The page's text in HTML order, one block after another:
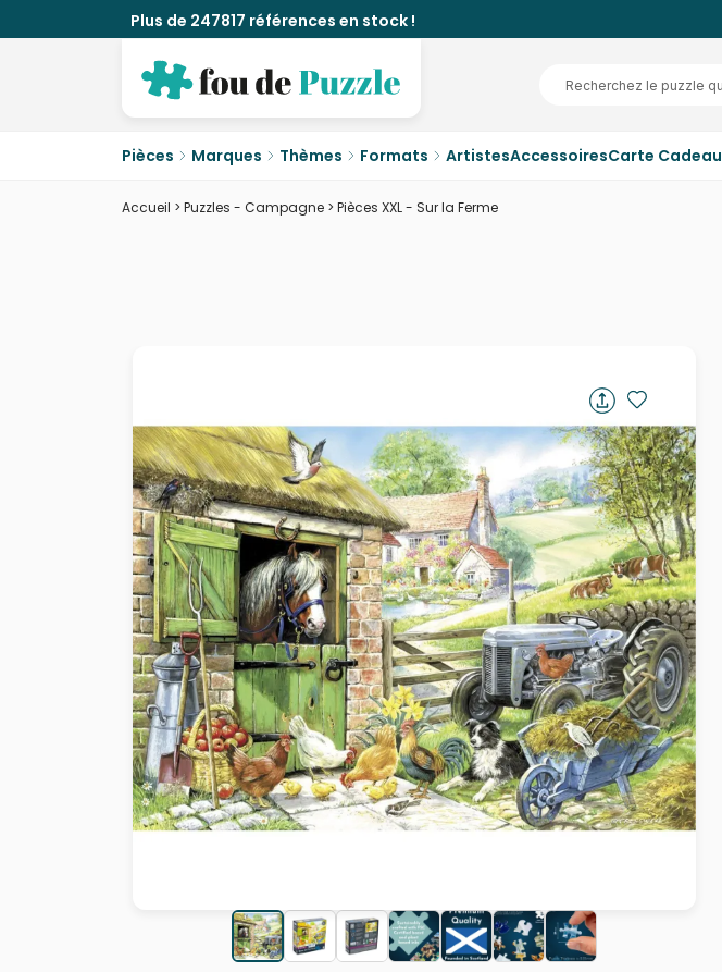
Plus de 247817 références en stock !
Pièces Marques Thèmes Formats ArtistesAccessoiresCarte Cadeau
Accueil > Puzzles - Campagne > Pièces XXL - Sur la Ferme